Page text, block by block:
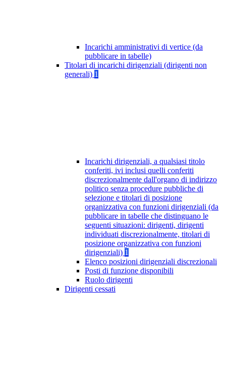
Incarichi amministrativi di vertice (da
pubblicare in tabelle)
Titolari di incarichi dirigenziali (dirigenti non
generali) 1
Incarichi dirigenziali, a qualsiasi titolo
conferiti, ivi inclusi quelli conferiti
discrezionalmente dall'organo di indirizzo
politico senza procedure pubbliche di
selezione e titolari di posizione
organizzativa con funzioni dirigenziali (da
pubblicare in tabelle che distinguano le
seguenti situazioni: dirigenti, dirigenti
individuati discrezionalmente, titolari di
posizione organizzativa con funzioni
dirigenziali) 1
Elenco posizioni dirigenziali discrezionali
Posti di funzione disponibili
Ruolo dirigenti
Dirigenti cessati